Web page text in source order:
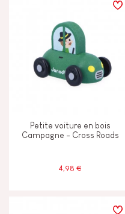
Petite voiture en bois
Campagne - Cross Roads
4,98 €